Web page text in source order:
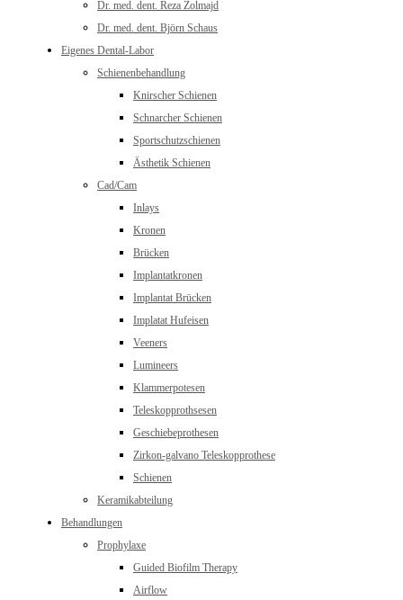
Dr. med. dent. Reza Zolmajd
Dr. med. dent. Björn Schaus
Eigenes Dental-Labor
Schienenbehandlung
Knirscher Schienen
Schnarcher Schienen
Sportschutzschienen
Ästhetik Schienen
Cad/Cam
Inlays
Kronen
Brücken
Implantatkronen
Implantat Brücken
Implatat Hufeisen
Veeners
Lumineers
Klammerpotesen
Teleskopprothsesen
Geschiebeprothesen
Zirkon-galvano Teleskopprothese
Schienen
Keramikabteilung
Behandlungen
Prophylaxe
Guided Biofilm Therapy
Airflow